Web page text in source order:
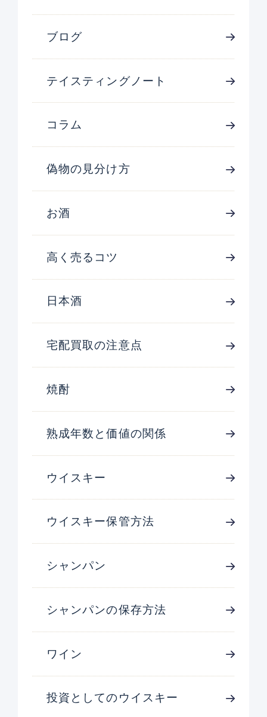
ブログ
テイスティングノート
コラム
偽物の見分け方
お酒
高く売るコツ
日本酒
宅配買取の注意点
焼酎
熟成年数と価値の関係
ウイスキー
ウイスキー保管方法
シャンパン
シャンパンの保存方法
ワイン
投資としてのウイスキー